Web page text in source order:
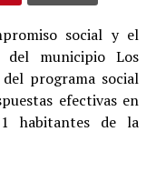
social y el
municipio Los
programa social
efectivas en
habitantes de la